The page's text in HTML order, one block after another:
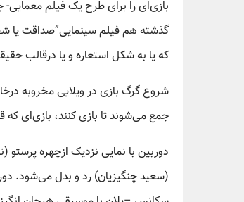
بازی‌ای را برای طرح یک فیلم
گذشته هم فیلم سینمایی”صداقت یا
که یا به شکل استعاره و یا درقالب
شروع گرگ بازی در ویلایی مخروبه
جمع می‌شوند تا بازی کنند، بازی‌ای که
دوربین با نمایی نزدیک ازچهره
(سعید چنگیزیان) رد و بدل می‌شود.